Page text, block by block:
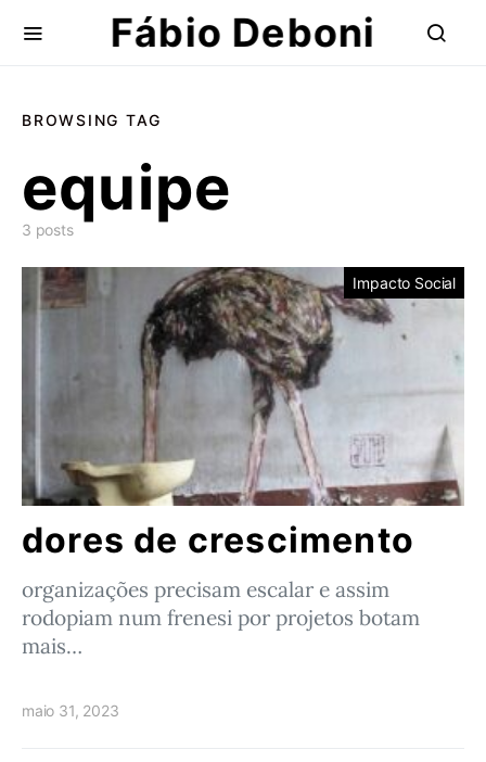
Fábio Deboni
BROWSING TAG
equipe
3 posts
Impacto Social
dores de crescimento
organizações precisam escalar e assim
rodopiam num frenesi por projetos botam
mais…
maio 31, 2023